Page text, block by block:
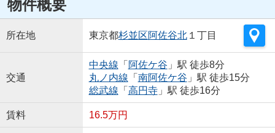
物件概要
所在地 東京都杉並区阿佐谷北１丁目
交通
中央線 「 阿佐ケ谷 」駅 徒歩8分
丸ノ内線 「 南阿佐ケ谷 」駅 徒歩15分
総武線 「 高円寺」駅 徒歩16分
賃料 16.5万円